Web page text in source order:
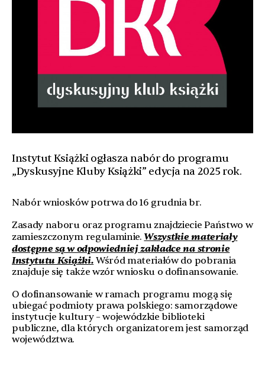
Instytut Książki ogłasza nabór do programu
„Dyskusyjne Kluby Książki” edycja na 2025 rok.
Nabór wniosków potrwa do 16 grudnia br.
Zasady naboru oraz programu znajdziecie Państwo w
zamieszczonym regulaminie. Wszystkie materiały
dostępne są w odpowiedniej zakładce na stronie
Instytutu Książki. Wśród materiałów do pobrania
znajduje się także wzór wniosku o dofinansowanie.
O dofinansowanie w ramach programu mogą się
ubiegać podmioty prawa polskiego: samorządowe
instytucje kultury – wojewódzkie biblioteki
publiczne, dla których organizatorem jest samorząd
województwa.